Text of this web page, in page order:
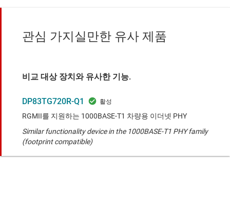
관심 가지실만한 유사 제품
비교 대상 장치와 유사한 기능.
DP83TG720R-Q1
RGMII를 지원하는 1000BASE-T1 차량용 이더넷 PHY
Similar functionality device in the 1000BASE-T1 PHY family
(footprint compatible)